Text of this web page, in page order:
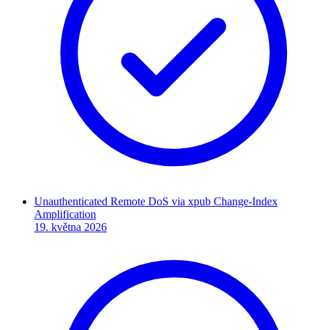
Unauthenticated Remote DoS via xpub Change-Index
Amplification
19. května 2026